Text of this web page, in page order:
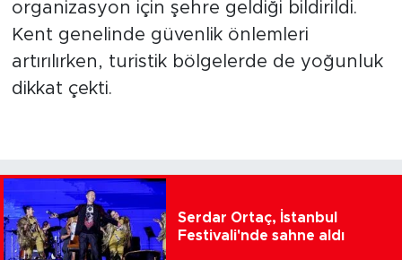
organizasyon için şehre geldiği bildirildi.
Kent genelinde güvenlik önlemleri
artırılırken, turistik bölgelerde de yoğunluk
dikkat çekti.
Serdar Ortaç, İstanbul
Festivali'nde sahne aldı